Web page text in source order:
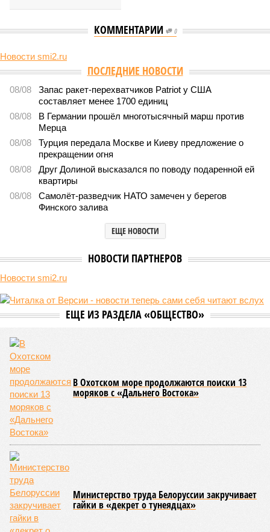
КОММЕНТАРИИ 0
Новости smi2.ru
В нескольких станциях от уже сданного
«Сказочного леса» пайщики ЖК «Станция Л» продолжают ждать от
компании Capital Group начала реальной достройки
В нескольких станциях от уже сданного «Сказочного
леса» пайщики ЖК «Станция Л» продолжают ждать от
компании Capital Group начала реальной достройки
«Станция ожидания» для дольщиков
В нескольких станциях от уже сданного «Сказочного леса» пайщики ЖК
«Станция Л» продолжают ждать от компании Capital Group начала
Пока в Ярославском районе СВАО дольщики «Сказочного леса»
уже получают ключи – в мае 2026 года были получены
разрешение на ввод жилищного комплекса в эксплуатацию –
совсем недалеко, в паре станций метро южнее, на Люблинской
улице, картина, можно сказать, прямо противоположная.
Сюжет:Недвижимость
ЖК «Светлый мир «Станция Л»: та же группа компаний-
банкрот Seven Suns Development, та же
схема достройки через Capital Group осенью 2024 года, но
за прошедшие два года результатов, по словам дольщиков,
практически не видно. По
порталов, первую очередь ЖК строители обещают сдать к
декабрю 2026 г., вторую – к марту 2028-го. Но никто при
этом из кураторов стройки не задается вопросом: как эти
сроки должны материализоваться? На строительной
площадке, по свидетельствам дольщиков, регулярно